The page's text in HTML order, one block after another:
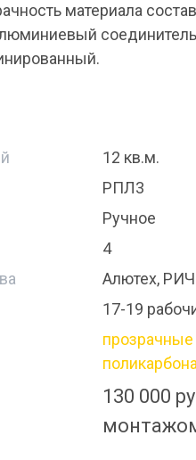
материала
12 кв.м.
РПЛ3
Ручное
4
Алютех,
17-19
прозрачные
130 000